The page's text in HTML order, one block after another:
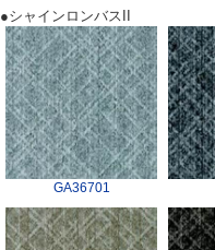
●シャインロンバスII
GA36701